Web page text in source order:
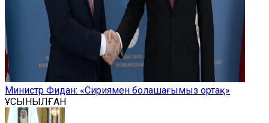
Министр Фидан: «Сириямен болашағымыз ортақ»
ҰСЫНЫЛҒАН